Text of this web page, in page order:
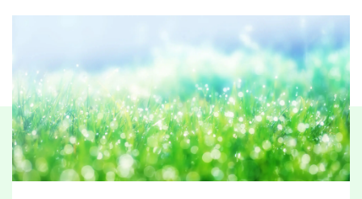
オンライン診療・服
一般患者様へ
薬剤師の仕事
調剤事務員の仕事